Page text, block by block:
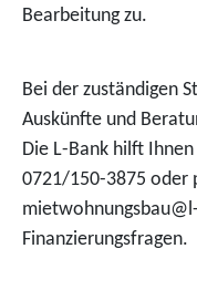
Bearbeitung zu.
Bei der zuständigen
Auskünfte und
Die L-Bank hilft
0721/150-3875 oder
Finanzierungsfragen.